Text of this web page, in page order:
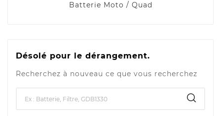
Batterie Moto / Quad
Désolé pour le dérangement.
Recherchez à nouveau ce que vous recherchez